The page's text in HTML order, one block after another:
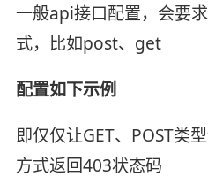
一般api接口配置，会要
式，比如post、get
配置如下示例
即仅仅让GET、POST类
方式返回403状态码